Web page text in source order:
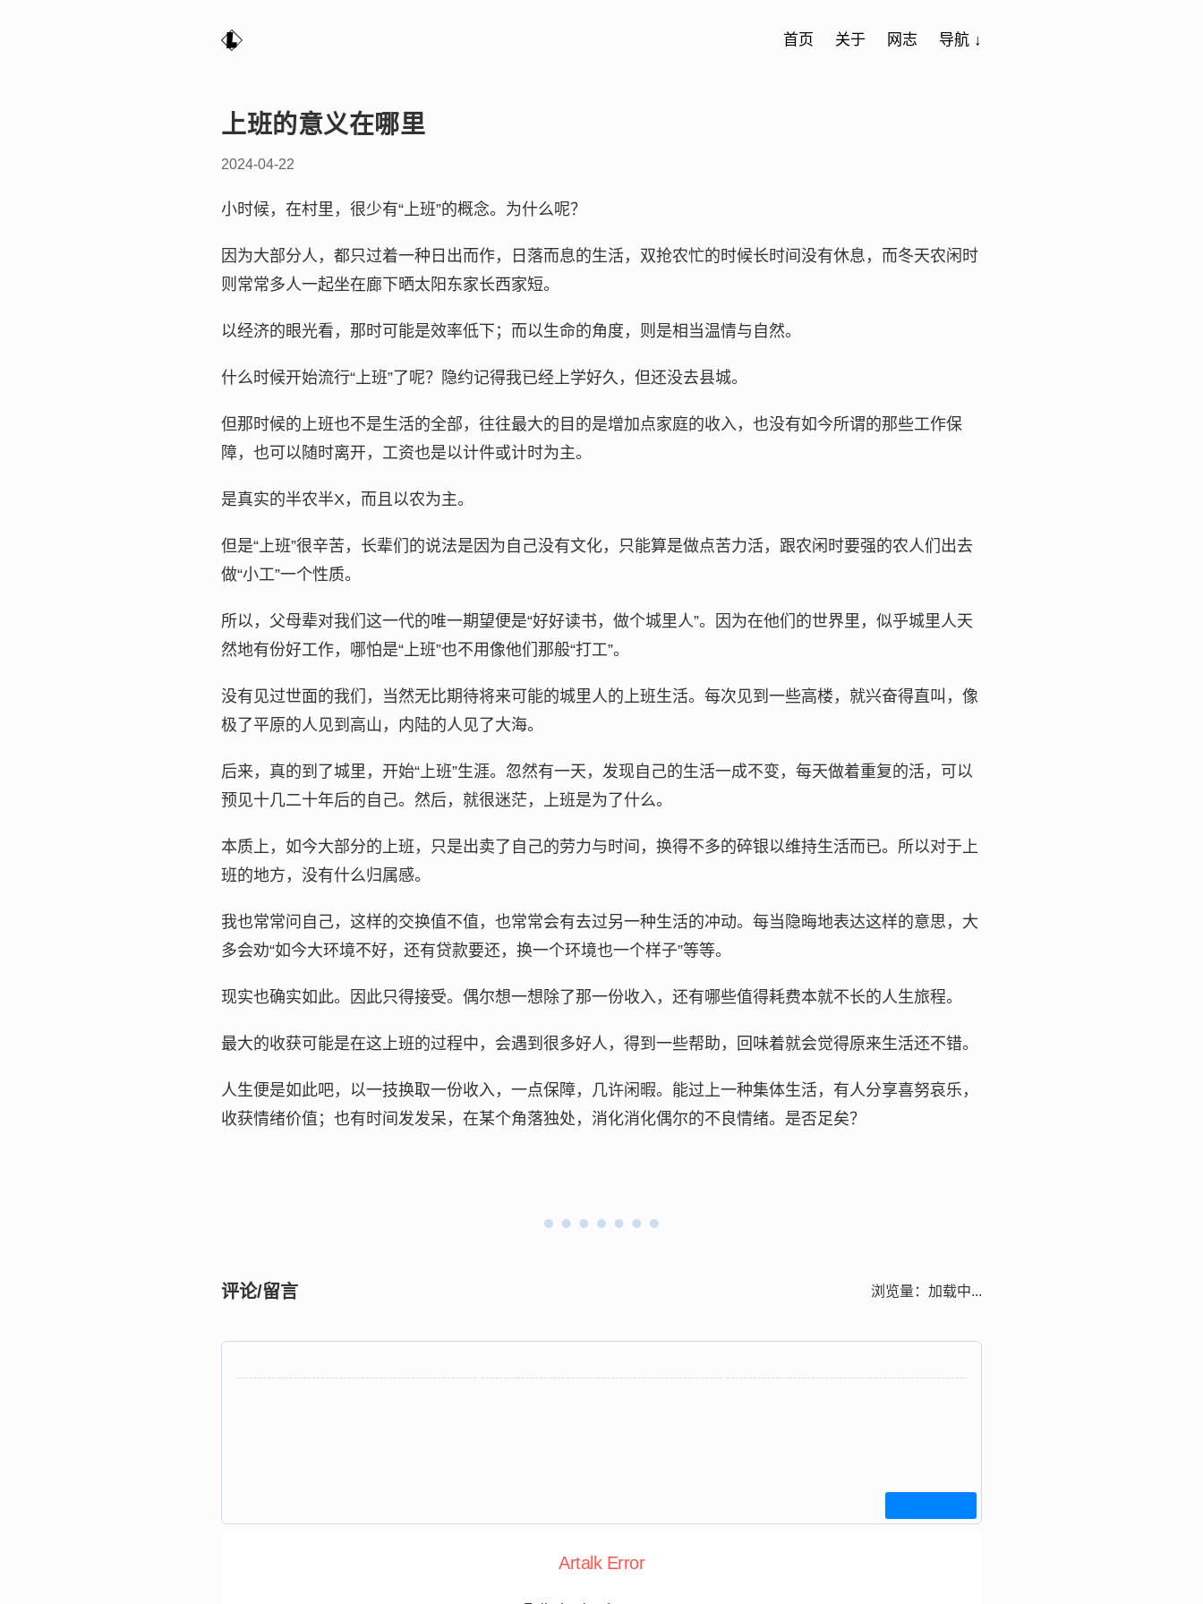
首页 关于 网志 导航 ↓
上班的意义在哪里
2024-04-22
小时候，在村里，很少有“上班”的概念。为什么呢？
因为大部分人，都只过着一种日出而作，日落而息的生活，双抢农忙的时候长时间没有休息，而冬天农闲时
则常常多人一起坐在廊下晒太阳东家长西家短。
以经济的眼光看，那时可能是效率低下；而以生命的角度，则是相当温情与自然。
什么时候开始流行“上班”了呢？隐约记得我已经上学好久，但还没去县城。
但那时候的上班也不是生活的全部，往往最大的目的是增加点家庭的收入，也没有如今所谓的那些工作保
障，也可以随时离开，工资也是以计件或计时为主。
是真实的半农半X，而且以农为主。
但是“上班”很辛苦，长辈们的说法是因为自己没有文化，只能算是做点苦力活，跟农闲时要强的农人们出去
做“小工”一个性质。
所以，父母辈对我们这一代的唯一期望便是“好好读书，做个城里人”。因为在他们的世界里，似乎城里人天
然地有份好工作，哪怕是“上班”也不用像他们那般“打工”。
没有见过世面的我们，当然无比期待将来可能的城里人的上班生活。每次见到一些高楼，就兴奋得直叫，像
极了平原的人见到高山，内陆的人见了大海。
后来，真的到了城里，开始“上班”生涯。忽然有一天，发现自己的生活一成不变，每天做着重复的活，可以
预见十几二十年后的自己。然后，就很迷茫，上班是为了什么。
本质上，如今大部分的上班，只是出卖了自己的劳力与时间，换得不多的碎银以维持生活而已。所以对于上
班的地方，没有什么归属感。
我也常常问自己，这样的交换值不值，也常常会有去过另一种生活的冲动。每当隐晦地表达这样的意思，大
多会劝“如今大环境不好，还有贷款要还，换一个环境也一个样子”等等。
现实也确实如此。因此只得接受。偶尔想一想除了那一份收入，还有哪些值得耗费本就不长的人生旅程。
最大的收获可能是在这上班的过程中，会遇到很多好人，得到一些帮助，回味着就会觉得原来生活还不错。
人生便是如此吧，以一技换取一份收入，一点保障，几许闲暇。能过上一种集体生活，有人分享喜努哀乐，
收获情绪价值；也有时间发发呆，在某个角落独处，消化消化偶尔的不良情绪。是否足矣？
评论/留言 浏览量： 加载中...
Artalk Error